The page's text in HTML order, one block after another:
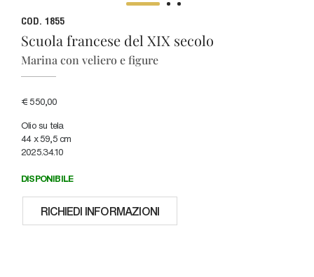
COD. 1855
Scuola francese del XIX secolo
Marina con veliero e figure
€ 550,00
Olio su tela
44 x 59,5 cm
2025.34.10
DISPONIBILE
RICHIEDI INFORMAZIONI